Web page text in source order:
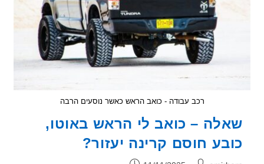
רכב עבודה - כואב הראש כאשר נוסעים הרבה
– כואב לי הראש באוטו,
חוסם קרינה יעזור?